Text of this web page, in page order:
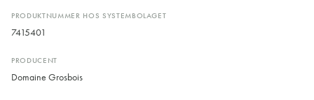
PRODUKTNUMMER HOS SYSTEMBOLAGET
7415401
PRODUCENT
Domaine Grosbois